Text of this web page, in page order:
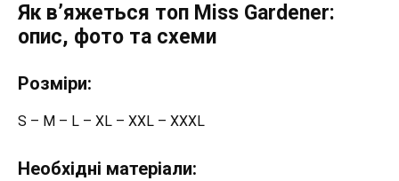
Як в’яжеться топ Miss Gardener:
опис, фото та схеми
Розміри:
S – M – L – XL – XXL – XXXL
Необхідні матеріали: